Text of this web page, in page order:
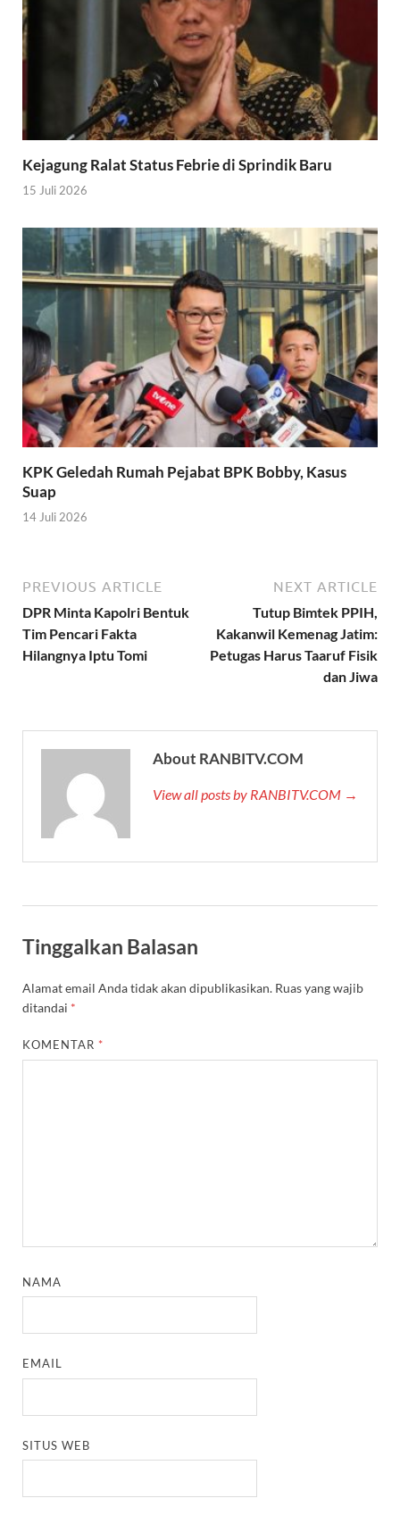
Kejagung Ralat Status Febrie di Sprindik Baru
15 Juli 2026
KPK Geledah Rumah Pejabat BPK Bobby, Kasus
Suap
14 Juli 2026
PREVIOUS ARTICLE
DPR Minta Kapolri Bentuk
Tim Pencari Fakta
Hilangnya Iptu Tomi
NEXT ARTICLE
Tutup Bimtek PPIH,
Kakanwil Kemenag Jatim:
Petugas Harus Taaruf Fisik
dan Jiwa
About RANBITV.COM
View all posts by RANBITV.COM →
Tinggalkan Balasan
Alamat email Anda tidak akan dipublikasikan. Ruas yang wajib
ditandai *
KOMENTAR *
NAMA
EMAIL
SITUS WEB